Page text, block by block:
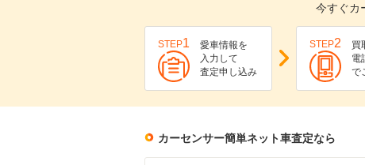
今すぐカ
STEP1
愛車情報を
入力して
査定申し込み
STEP2
買
電
で
カーセンサー簡単ネット車査定なら